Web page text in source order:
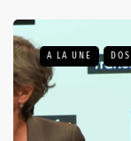
A LA UNE